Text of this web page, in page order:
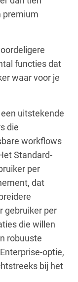
premium
functies dat
waar voor je
uitstekende
die
workflows
Standard-
per
dat
gebruiker per
die willen
robuuste
optie,
bij het